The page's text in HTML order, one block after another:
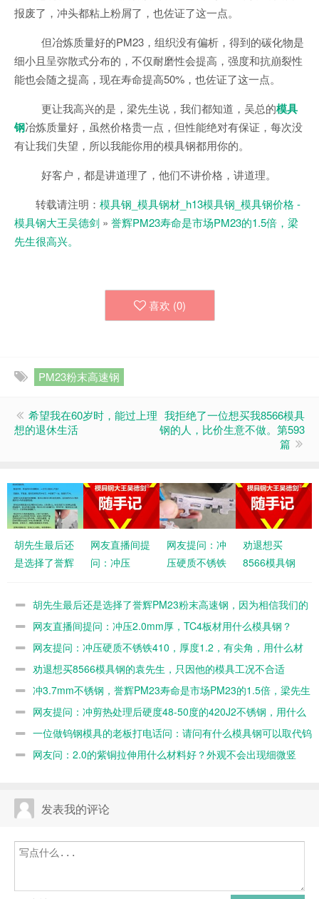
报废了，冲头都粘上粉屑了，也佐证了这一点。
但冶炼质量好的PM23，组织没有偏析，得到的碳化物是
细小且呈弥散式分布的，不仅耐磨性会提高，强度和抗崩裂性
能也会随之提高，现在寿命提高50%，也佐证了这一点。
更让我高兴的是，梁先生说，我们都知道，吴总的模具
钢冶炼质量好，虽然价格贵一点，但性能绝对有保证，每次没
有让我们失望，所以我能你用的模具钢都用你的。
好客户，都是讲道理了，他们不讲价格，讲道理。
转载请注明： 模具钢_模具钢材_h13模具钢_模具钢价格 -
模具钢大王吴德剑 » 誉辉PM23寿命是市场PM23的1.5倍，梁
先生很高兴。
喜欢 (0)
PM23粉末高速钢
希望我在60岁时，能过上理
想的退休生活
我拒绝了一位想买我8566模具
钢的人，比价生意不做。第593
篇
胡先生最后还
是选择了誉辉
速钢，因为相
网友直播间提
问：冲压
TC4板材用什
网友提问：冲
压硬质不锈铁
1.2，有尖
料能抗崩耐
用？
劝退想买
8566模具钢
因他的模具工
胡先生最后还是选择了誉辉PM23粉末高速钢，因为相信我们的
专业网友直播间提问：冲压2.0mm厚，TC4板材用什么模具钢？
网友提问：冲压硬质不锈铁410，厚度1.2，有尖角，用什么材
料能抗崩耐用？
劝退想买8566模具钢的袁先生，只因他的模具工况不合适
冲3.7mm不锈钢，誉辉PM23寿命是市场PM23的1.5倍，梁先生
很高兴网友提问：冲剪热处理后硬度48-50度的420J2不锈钢，用什么
模具钢？
一位做钨钢模具的老板打电话问：请问有什么模具钢可以取代钨
钢的？网友问：2.0的紫铜拉伸用什么材料好？外观不会出现细微竖
发表我的评论